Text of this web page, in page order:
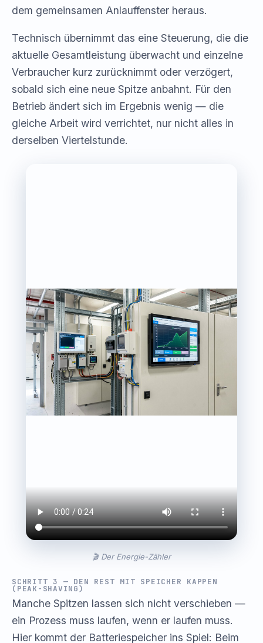
dem gemeinsamen Anlauffenster heraus.
Technisch übernimmt das eine Steuerung, die die
aktuelle Gesamtleistung überwacht und einzelne
Verbraucher kurz zurücknimmt oder verzögert,
sobald sich eine neue Spitze anbahnt. Für den
Betrieb ändert sich im Ergebnis wenig — die
gleiche Arbeit wird verrichtet, nur nicht alles in
derselben Viertelstunde.
🎬 Der Energie-Zähler
SCHRITT 3 — DEN REST MIT SPEICHER KAPPEN
(PEAK-SHAVING)
Manche Spitzen lassen sich nicht verschieben —
ein Prozess muss laufen, wenn er laufen muss.
Hier kommt der Batteriespeicher ins Spiel: Beim